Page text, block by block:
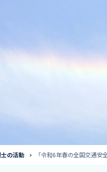
番組サポート / 予報原稿作成
の活動 「令和6年春の全国交通